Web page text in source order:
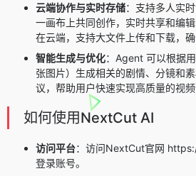
云端协作与实时存储：支持多人实
一画布上共同创作，实时共享和编
在云端，支持大文件上传和下载，确
智能生成与优化：Agent 可以根据
张图片）生成相关的剧情、分镜和
议，帮助用户快速实现高质量的视频
如何使用NextCut AI
访问平台：访问NextCut官网
登录账号。